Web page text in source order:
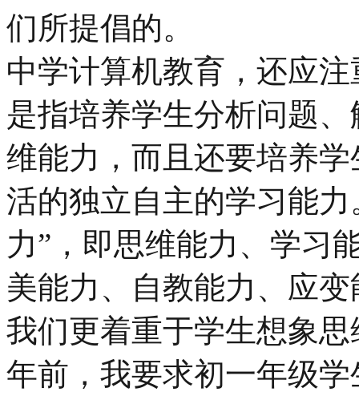
们所提倡的。
中学计算机教育，还应
是指培养学生分析问题
维能力，而且还要培养
活的独立自主的学习能
力”，即思维能力、学习
美能力、自教能力、应
我们更着重于学生想象
年前，我要求初一年级